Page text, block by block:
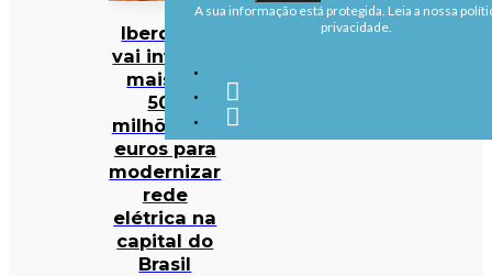
Iberdrola
vai investir
mais de
500
milhões de
euros para
modernizar
rede
elétrica na
capital do
Brasil
A sua informação está protegida. Leia a nossa
privacidade.